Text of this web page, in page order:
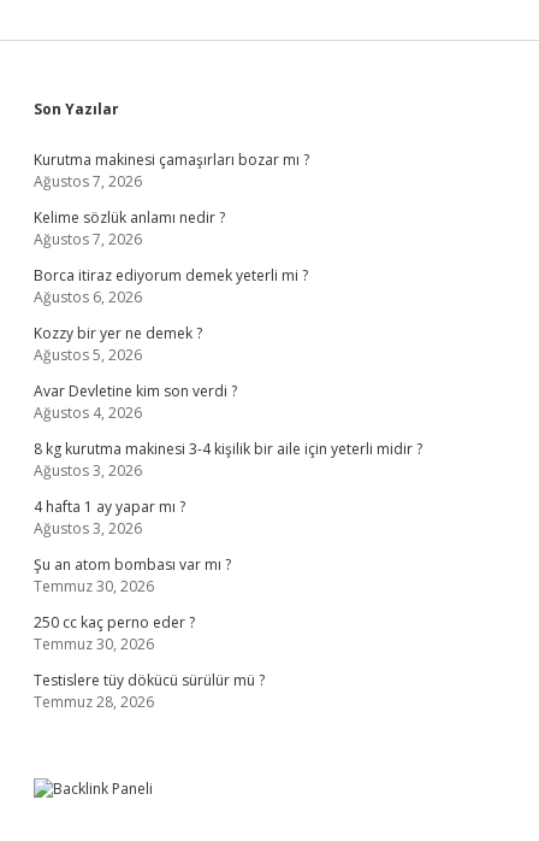
Sidebar
Son Yazılar
Kurutma makinesi çamaşırları bozar mı ?
Ağustos 7, 2026
Kelime sözlük anlamı nedir ?
Ağustos 7, 2026
Borca itiraz ediyorum demek yeterli mi ?
Ağustos 6, 2026
Kozzy bir yer ne demek ?
Ağustos 5, 2026
Avar Devletine kim son verdi ?
Ağustos 4, 2026
8 kg kurutma makinesi 3-4 kişilik bir aile için yeterli midir ?
Ağustos 3, 2026
4 hafta 1 ay yapar mı ?
Ağustos 3, 2026
Şu an atom bombası var mı ?
Temmuz 30, 2026
250 cc kaç perno eder ?
Temmuz 30, 2026
Testislere tüy dökücü sürülür mü ?
Temmuz 28, 2026